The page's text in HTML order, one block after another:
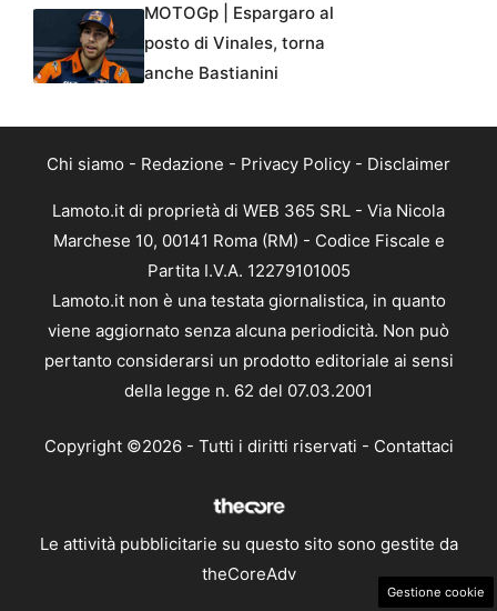
MOTOGp | Espargaro al
posto di Vinales, torna
anche Bastianini
Chi siamo - Redazione - Privacy Policy - Disclaimer
Lamoto.it di proprietà di WEB 365 SRL - Via Nicola
Marchese 10, 00141 Roma (RM) - Codice Fiscale e
Partita I.V.A. 12279101005
Lamoto.it non è una testata giornalistica, in quanto
viene aggiornato senza alcuna periodicità. Non può
pertanto considerarsi un prodotto editoriale ai sensi
della legge n. 62 del 07.03.2001
Copyright ©2026 - Tutti i diritti riservati - Contattaci
Le attività pubblicitarie su questo sito sono gestite da
theCoreAdv
Gestione cookie